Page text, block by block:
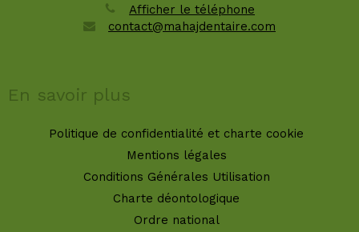
Afficher le téléphone
contact@mahajdentaire.com
En savoir plus
Politique de confidentialité et charte cookie
Mentions légales
Conditions Générales Utilisation
Charte déontologique
Ordre national